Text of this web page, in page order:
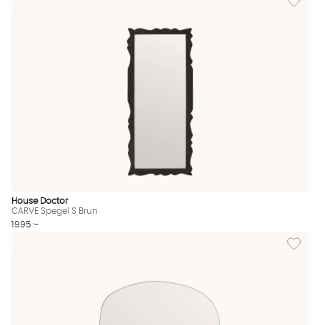
House Doctor
CARVE Spegel S Brun
1995 :-
Lägg